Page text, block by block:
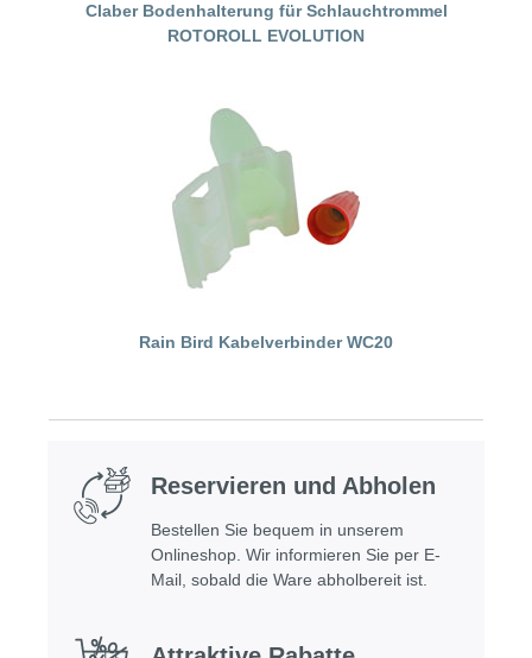
Claber Bodenhalterung für Schlauchtrommel
ROTOROLL EVOLUTION
Rain Bird Kabelverbinder WC20
Reservieren und Abholen
Bestellen Sie bequem in unserem
Onlineshop. Wir informieren Sie per E-
Mail, sobald die Ware abholbereit ist.